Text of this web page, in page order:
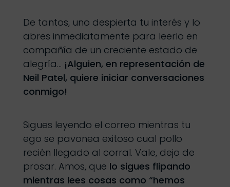
De tantos, uno despierta tu interés y lo
abres inmediatamente para leerlo en
compañía de un creciente estado de
alegría… ¡Alguien, en representación de
Neil Patel, quiere iniciar conversaciones
conmigo!
Sigues leyendo el correo mientras tu
ego se pavonea exitoso cual pollo
recién llegado al corral. Vale, dejo de
prosar. Amos, que lo sigues flipando
mientras lees cosas como “hemos